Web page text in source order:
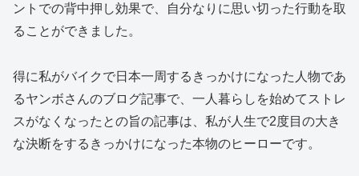
ントでの背中押し効果で、自分なりに思い切った行動を取
ることができました。
得に私がバイクで日本一周するきっかけになった人物であ
るヤンボさんのブログ記事で、一人暮らしを始めてストレ
スがなくなったとの旨の記事は、私が人生で2度目の大き
な決断をするきっかけになった本物のヒーローです。